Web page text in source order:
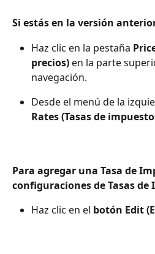
Si estás en la versión
Haz clic en la pestaña
precios) en la parte
navegación.
Desde el menú de la
Rates (Tasas de
Para agregar una Tasa de
configuraciones de Tasas de
Haz clic en el botón Edit